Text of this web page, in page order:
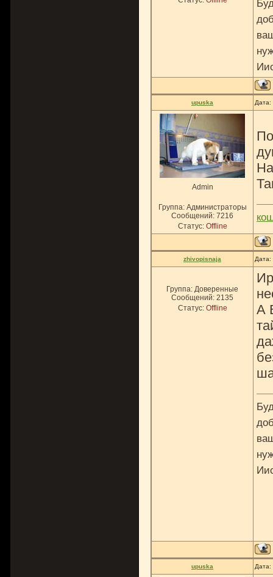
upuska Дата:
Admin
Группа: Администраторы
Сообщений: 7216
Статус: Offline
zhivopisnaja Дата:
Группа: Доверенные
Сообщений: 2135
Статус: Offline
А
upuska Дата: